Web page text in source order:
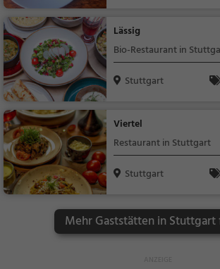
Lässig
Bio-Restaurant in
Stuttgart
Viertel
Restaurant in Stuttgart
Stuttgart
Mehr Gaststätten in Stuttgart